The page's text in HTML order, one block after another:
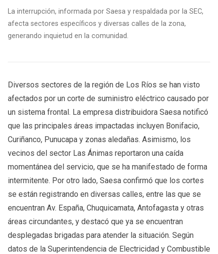
La interrupción, informada por Saesa y respaldada por la SEC,
afecta sectores específicos y diversas calles de la zona,
generando inquietud en la comunidad.
Diversos sectores de la región de Los Ríos se han visto
afectados por un corte de suministro eléctrico causado por
un sistema frontal. La empresa distribuidora Saesa notificó
que las principales áreas impactadas incluyen Bonifacio,
Curiñanco, Punucapa y zonas aledañas. Asimismo, los
vecinos del sector Las Ánimas reportaron una caída
momentánea del servicio, que se ha manifestado de forma
intermitente. Por otro lado, Saesa confirmó que los cortes
se están registrando en diversas calles, entre las que se
encuentran Av. España, Chuquicamata, Antofagasta y otras
áreas circundantes, y destacó que ya se encuentran
desplegadas brigadas para atender la situación. Según
datos de la Superintendencia de Electricidad y Combustible